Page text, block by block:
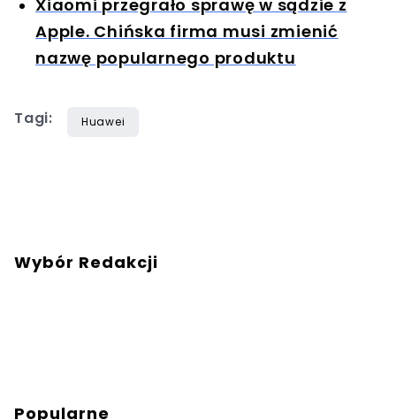
Xiaomi przegrało sprawę w sądzie z
Apple. Chińska firma musi zmienić
nazwę popularnego produktu
Tagi: Huawei
Wybór Redakcji
Popularne